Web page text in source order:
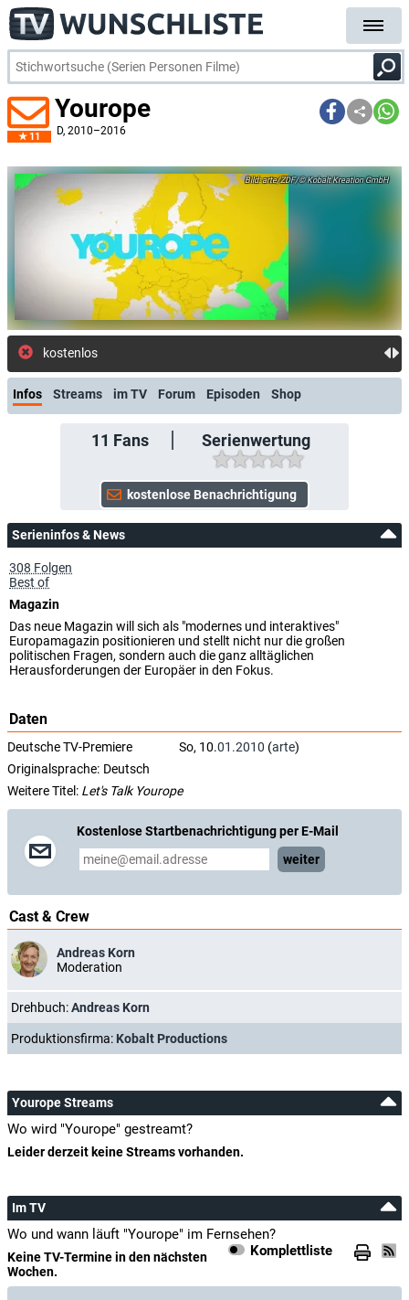
11
Yourope
D, 2010–2016
arte/ZDF/© Kobalt Kreation GmbH
kostenlose E-Mail-Benachri
Infos Streams im TV Forum Episoden Shop
11 Fans Serienwertung
Serieninfos & News
308 Folgen
Best of
Magazin
Das neue Magazin will sich als "modernes und interaktives"
Europamagazin positionieren und stellt nicht nur die großen
politischen Fragen, sondern auch die ganz alltäglichen
Herausforderungen der Europäer in den Fokus.
Daten
Deutsche TV-Premiere So, 10.01.2010 (arte)
Originalsprache: Deutsch
Weitere Titel: Let's Talk Yourope
Kostenlose Startbenachrichtigung per E-Mail
weiter
Cast & Crew
Andreas Korn
Moderation
Drehbuch:Andreas Korn
Produktionsfirma: Kobalt Productions
Yourope Streams
Wo wird "Yourope" gestreamt?
Leider derzeit keine Streams vorhanden.
Im TV
Wo und wann läuft "Yourope" im Fernsehen?
Komplettliste
Keine TV-Termine in den nächsten
Wochen.